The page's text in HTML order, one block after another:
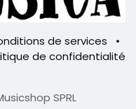
de services
•
de confidentialité
SPRL